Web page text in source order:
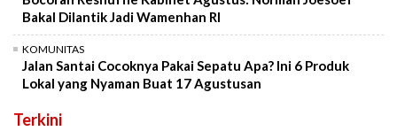
Bakal Dilantik Jadi Wamenhan RI
KOMUNITAS
Jalan Santai Cocoknya Pakai Sepatu Apa? Ini 6 Produk
Lokal yang Nyaman Buat 17 Agustusan
Terkini